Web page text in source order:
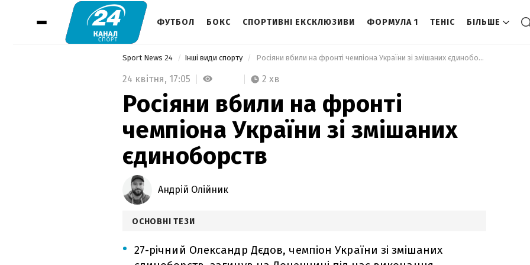
ФУТБОЛ БОКС СПОРТИВНІ ЕКСКЛЮЗИВИ ФОРМУЛА 1 ТЕНІС БІЛЬШЕ
Sport News 24 Інші види спорту Росіяни вбили на фронті чемпіона України зі змішаних єдиноборств
24 квітня, 17:05 2 хв
Росіяни вбили на фронті
чемпіона України зі змішаних
єдиноборств
Андрій Олійник
ОСНОВНІ ТЕЗИ
27-річний Олександр Дєдов, чемпіон України зі змішаних